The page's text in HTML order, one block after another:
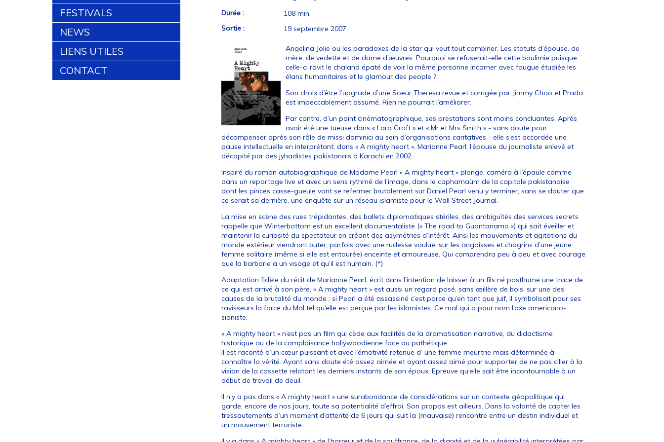
FESTIVALS
NEWS
LIENS UTILES
CONTACT
Durée :
108 min.
Sortie :
19 septembre 2007
Angelina Jolie ou les paradoxes de la star qui veut tout combiner. Les statuts d’épouse, de
mère, de vedette et de dame d’œuvres. Pourquoi se refuserait-elle cette boulimie puisque
celle-ci ravit le chaland épaté de voir la même personne incarner avec fougue étudiée les
élans humanitaires et le glamour des people ?
Son choix d’être l’upgrade d’une Soeur Theresa revue et corrigée par Jimmy Choo et Prada
est impeccablement assumé. Rien ne pourrait l’améliorer.
Par contre, d’un point cinématographique, ses prestations sont moins concluantes. Après
avoir été une tueuse dans « Lara Croft » et « Mr et Mrs Smith » - sans doute pour
décompenser après son rôle de missi dominici au sein d’organisations caritatives - elle s’est accordée une
pause intellectuelle en interprétant, dans « A mighty heart », Marianne Pearl, l’épouse du journaliste enlevé et
décapité par des jyhadistes pakistanais à Karachi en 2002.
Inspiré du roman autobiographique de Madame Pearl « A mighty heart » plonge, caméra à l’épaule comme
dans un reportage live et avec un sens rythmé de l’image, dans le capharnaüm de la capitale pakistanaise
dont les pinces casse-gueule vont se refermer brutalement sur Daniel Pearl venu y terminer, sans se douter que
ce serait sa dernière, une enquête sur un réseau islamiste pour le Wall Street Journal.
La mise en scène des rues trépidantes, des ballets diplomatiques stériles, des ambiguïtés des services secrets
rappelle que Winterbottom est un excellent documentaliste (« The road to Guantanamo ») qui sait éveiller et
maintenir la curiosité du spectateur en créant des asymétries d’intérêt. Ainsi les mouvements et agitations du
monde extérieur viendront buter, parfois avec une rudesse voulue, sur les angoisses et chagrins d’une jeune
femme solitaire (même si elle est entourée) enceinte et amoureuse. Qui comprendra peu à peu et avec courage
que la barbarie a un visage et qu’il est humain. (*)
Adaptation fidèle du récit de Marianne Pearl, écrit dans l’intention de laisser à un fils né posthume une trace de
ce qui est arrivé à son père, « A mighty heart » est aussi un regard posé, sans œillère de bois, sur une des
causes de la brutalité du monde : si Pearl a été assassiné c’est parce qu’en tant que juif, il symbolisait pour ses
ravisseurs la force du Mal tel qu’elle est perçue par les islamistes. Ce mal qui a pour nom l’axe americano-
sioniste.
« A mighty heart » n’est pas un film qui cède aux facilités de la dramatisation narrative, du didactisme
historique ou de la complaisance hollywoodienne face au pathétique.
Il est raconté d’un cœur puissant et avec l’émotivité retenue d’ une femme meurtrie mais déterminée à
connaître la vérité. Ayant sans doute été assez aimée et ayant assez aimé pour supporter de ne pas ciller à la
vision de la cassette relatant les derniers instants de son époux. Epreuve qu’elle sait être incontournable à un
début de travail de deuil.
Il n’y a pas dans « A mighty heart » une surabondance de considérations sur un contexte géopolitique qui
garde, encore de nos jours, toute sa potentialité d’effroi. Son propos est ailleurs. Dans la volonté de capter les
tressautements d’un moment d’attente de 6 jours qui suit la (mauvaise) rencontre entre un destin individuel et
un mouvement terroriste.